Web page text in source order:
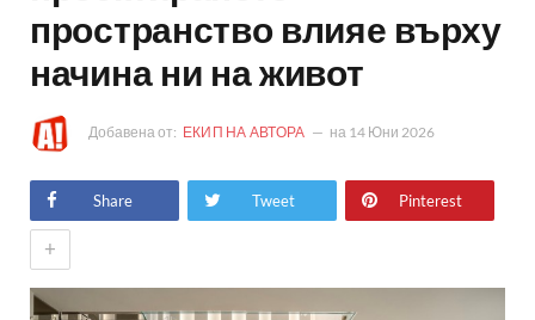
пространство влияе върху
начина ни на живот
Добавена от: ЕКИП НА АВТОРА на 14 Юни 2026
Share Tweet Pinterest
+